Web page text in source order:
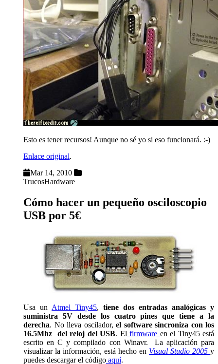
Esto es tener recursos! Aunque no sé yo si eso funcionará. :-)
Enlace original.
Mar 14, 2010
TrucosHardware
Cómo hacer un pequeño osciloscopio
USB por 5€
Usa un Atmel Tiny45, tiene dos entradas analógicas y
suministra 5V desde los cuatro pines que tiene a la
derecha. No lleva oscilador, el software sincroniza con los
16.5Mhz del reloj del USB. El firmware en el Tiny45 está
escrito en C y compilado con Winavr. La aplicación para
visualizar la información, está hecho en Visual Studio 2005 y
puedes descargar el código aquí.